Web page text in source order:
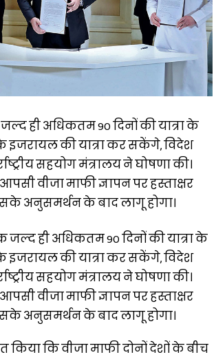
ही अधिकतम 90 दिनों की यात्रा के
इजरायल की यात्रा कर सकेंगे, विदेश
सहयोग मंत्रालय ने घोषणा की।
वीजा माफी ज्ञापन पर हस्ताक्षर
अनुसमर्थन के बाद लागू होगा।
ही अधिकतम 90 दिनों की यात्रा के
इजरायल की यात्रा कर सकेंगे, विदेश
सहयोग मंत्रालय ने घोषणा की।
वीजा माफी ज्ञापन पर हस्ताक्षर
अनुसमर्थन के बाद लागू होगा।
किया कि वीजा माफी दोनों देशों के बीच